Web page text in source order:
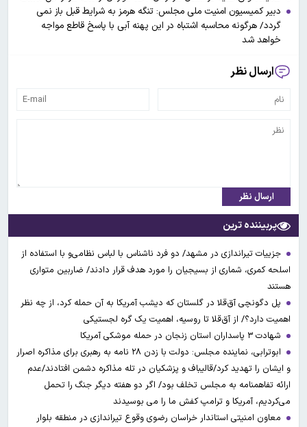
دبیر کمیسیون امنیت ملی مجلس: تنگه هرمز به شرایط قبل باز نمی‌
گردد/ هرگونه محاسبه اشتباه در این پهنه آبی با پاسخ قاطع مواجه
خواهد شد
ارسال نظر
ارسال نظر
پربیننده ترین
جزییات تیراندازی در مشهد/ دو فرد ناشناس با لباس نظامی‌و با استفاده از
اسلحه کمری، شماری از بسیجیان را مورد هدف قرار دادند/ ضاربین متواری
هستند
پل دگونچی آق‌قلا در گلستان که دیشب آمریکا به آن حمله کرد، از چه نظر
اهمیت دارد؟/ از آق‌قلا تا روسیه، اهمیت یک گره لجستیکی
شهادت ۳ ‌پاسداران استان زنجان در حمله موشکی آمریکا
ابوترابی، نماینده مجلس: دولت با زدن ۲۸ نامه به رهبری برای مذاکره اصرار
و ایشان را تهدید کرد/قالیباف و پزشکیان در تله مذاکره دشمن افتادند/عدم
ارائه تفاهمنامه به مجلس تخلف بود/ اگر دو هفته دیگر جنگ را تحمل
می‌کردیم، آمریکا و ترامپ کفش ما را می بوسیدند
معاون امنیتی استاندار خراسان رضوی وقوع تیراندازی در منطقه بلوار